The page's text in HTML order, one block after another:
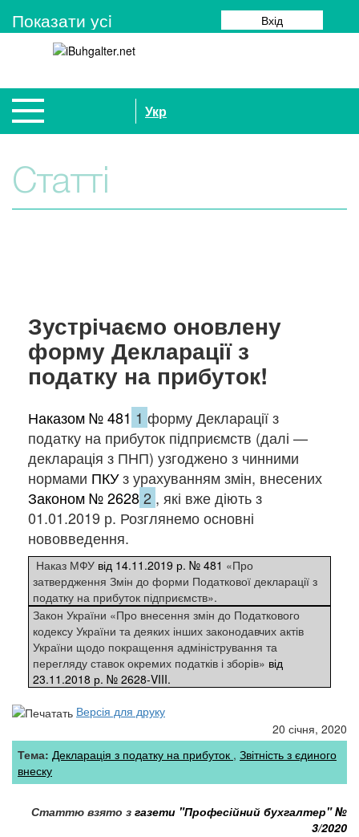
Показати усi Вхід
Укр
Статті
Зустрічаємо оновлену
форму Декларації з
податку на прибуток!
Наказом № 481 1 форму Декларації з
податку на прибуток підприємств (далі —
декларація з ПНП) узгоджено з чинними
нормами ПКУз урахуванням змін, внесених
Законом № 26282 , які вже діють з
01.01.2019 р. Розглянемо основні
нововведення.
Наказ МФУ від 14.11.2019 р. № 481 «Про
затвердження Змін до форми Податкової декларації з
податку на прибуток підприємств».
Закон України «Про внесення змін до Податкового
кодексу України та деяких інших законодавчих актів
України щодо покращення адміністрування та
перегляду ставок окремих податків і зборів» від
23.11.2018 р. № 2628-VIII.
Версія для друку
20 січня, 2020
Тема: Декларація з податку на прибуток Звітність з єдиного
внеску
Статтю взято з газети "Професійний бухгалтер"№
3/2020